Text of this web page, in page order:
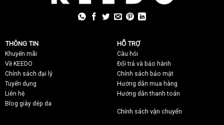
THÔNG TIN
Khuyến mãi
Về KEEDO
Chính sách đại lý
Tuyển dụng
Liên hệ
Blog giày dép da
HỖ TRỢ
Câu hỏi
Đổi trả và bảo hành
Chính sách bảo mật
Hướng dẫn mua hàng
Hướng dẫn thanh toán
Chính sách vận chuyển